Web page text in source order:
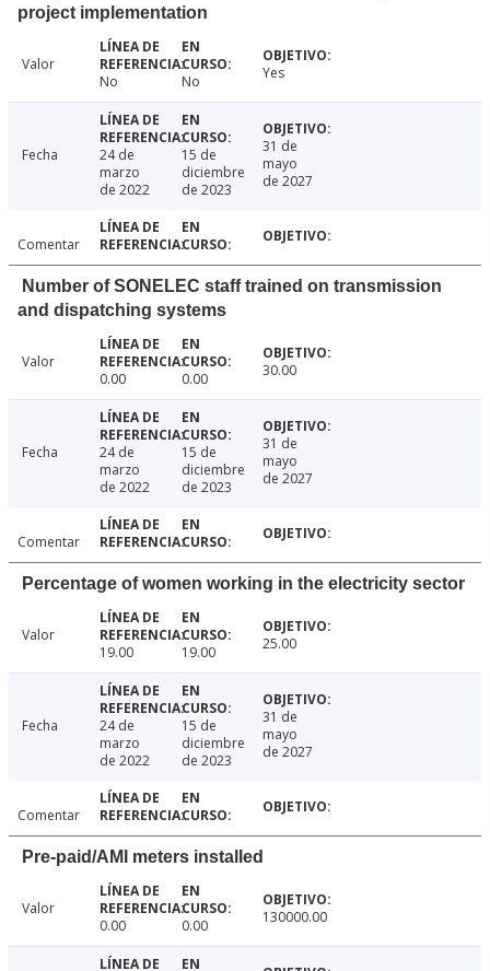
project implementation
Valor
No
No Yes
Fecha
24 de
marzo
de 2022
15 de
diciembre
de 2023
31 de
mayo
de 2027
Comentar
Number of SONELEC staff trained on transmission
and dispatching systems
Valor
0.00
0.00 30.00
Fecha
24 de
marzo
de 2022
15 de
diciembre
de 2023
31 de
mayo
de 2027
Comentar
Percentage of women working in the electricity sector
Valor
19.00
19.00 25.00
Fecha
24 de
marzo
de 2022
15 de
diciembre
de 2023
31 de
mayo
de 2027
Comentar
Pre-paid/AMI meters installed
Valor
0.00
0.00 130000.00